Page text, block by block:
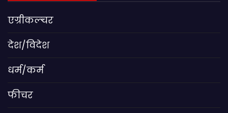
एग्रीकल्चर
देश/विदेश
धर्म/कर्म
फीचर